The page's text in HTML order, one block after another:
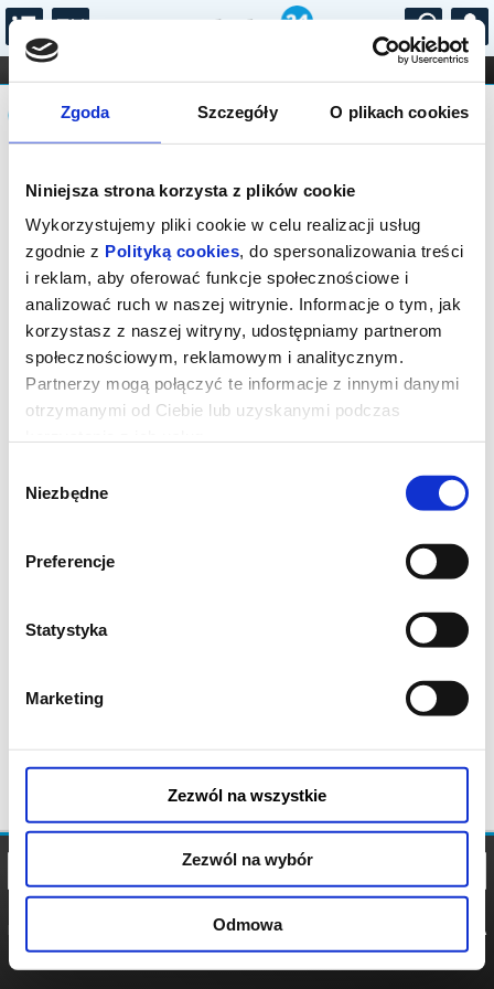
Zgoda Szczegóły O plikach cookies
Niniejsza strona korzysta z plików cookie
Wykorzystujemy pliki cookie w celu realizacji usług
zgodnie z Polityką cookies, do spersonalizowania treści
i reklam, aby oferować funkcje społecznościowe i
analizować ruch w naszej witrynie. Informacje o tym, jak
korzystasz z naszej witryny, udostępniamy partnerom
społecznościowym, reklamowym i analitycznym.
Partnerzy mogą połączyć te informacje z innymi danymi
otrzymanymi od Ciebie lub uzyskanymi podczas
zgody
Niezbędne
Preferencje
Statystyka
Marketing
Zezwól na wszystkie
Zezwól na wybór
Odmowa
...
FILHARMONIA OPERA I BALET
STAND-UP
DLA DZIECI
Komunikat
Sprzedaż biletów on-line na wydarzenie
została zakończona.
POLITYKA
POLITYKA